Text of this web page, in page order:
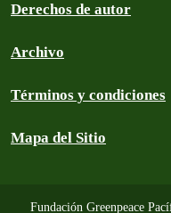
Derechos de autor
Archivo
Términos y condiciones
Mapa del Sitio
Fundación Greenpeace